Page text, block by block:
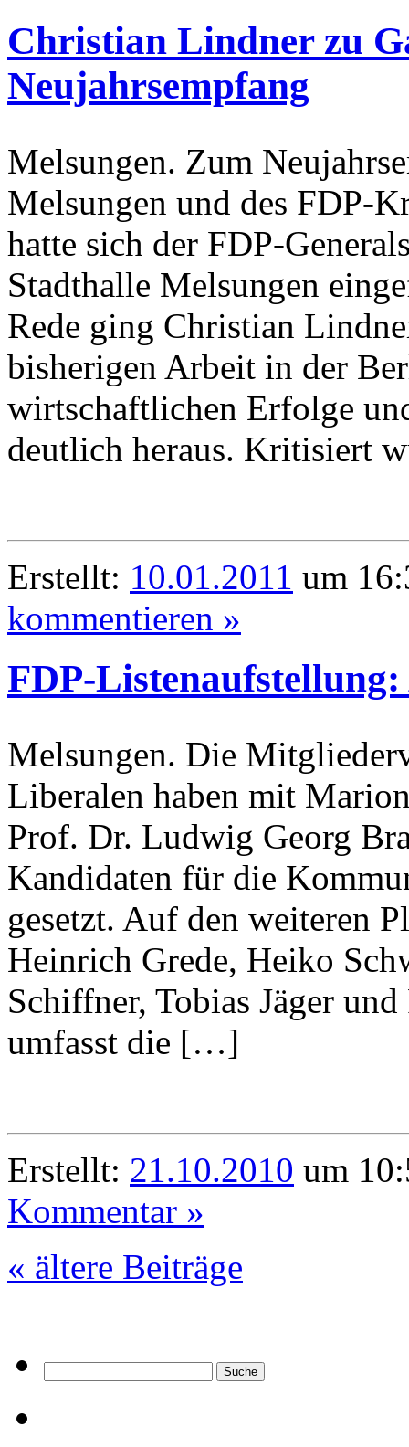
Christian Lindner zu
Neujahrsempfang
Melsungen. Zum
Melsungen und des FDP-
hatte sich der FDP-
Stadthalle Melsungen
Rede ging Christian
bisherigen Arbeit in der
wirtschaftlichen Erfolge
deutlich heraus. Kritisiert
Erstellt: 10.01.2011 um
kommentieren »
FDP-
Melsungen. Die
Liberalen haben mit
Prof. Dr. Ludwig Georg
Kandidaten für die
gesetzt. Auf den weiteren
Heinrich Grede, Heiko
Schiffner, Tobias Jäger
umfasst die […]
Erstellt: 21.10.2010 um
Kommentar »
« ältere Beiträge